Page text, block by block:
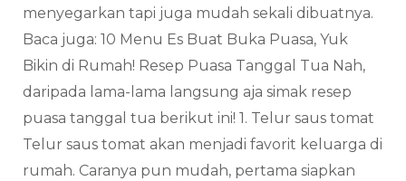
menyegarkan tapi juga mudah sekali dibuatnya.
Baca juga: 10 Menu Es Buat Buka Puasa, Yuk
Bikin di Rumah! Resep Puasa Tanggal Tua Nah,
daripada lama-lama langsung aja simak resep
puasa tanggal tua berikut ini! 1. Telur saus tomat
Telur saus tomat akan menjadi favorit keluarga di
rumah. Caranya pun mudah, pertama siapkan